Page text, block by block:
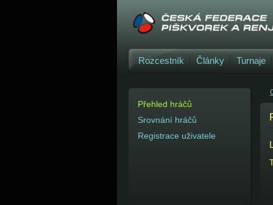
Přehled hráčů
Srovnání hráčů
Registrace uživatele
Rozcestník Články Turnaje